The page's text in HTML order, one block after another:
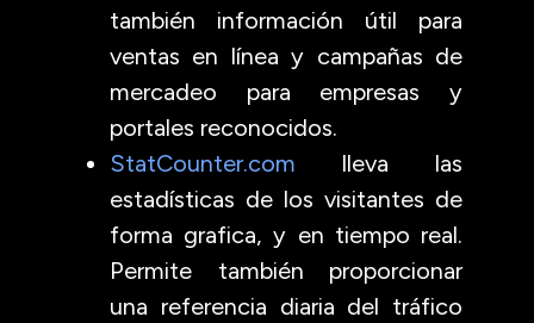
también información útil para
ventas en línea y campañas de
mercadeo para empresas y
portales reconocidos.
StatCounter.com lleva las
estadísticas de los visitantes de
forma grafica, y en tiempo real.
Permite también proporcionar
una referencia diaria del tráfico